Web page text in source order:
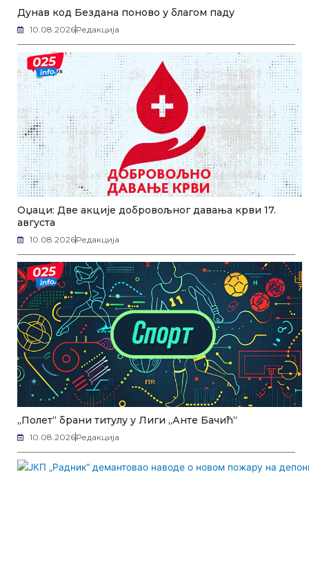
Дунав код Бездана поново у благом паду
10.08.2026Редакција
Оџаци: Две акције добровољног давања крви 17.
августа
10.08.2026Редакција
„Полет“ брани титулу у Лиги „Анте Бачић“
10.08.2026Редакција